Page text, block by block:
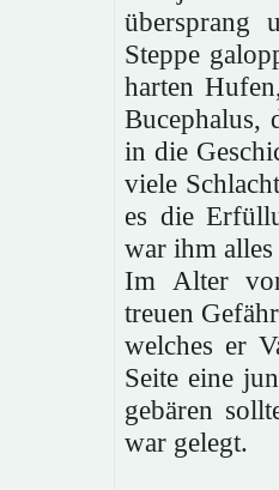
übersprang
Steppe
harten
Bucephalus,
in die
viele
es die
war ihm
Im Alter
treuen
welches er
Seite eine
gebären
war gelegt.